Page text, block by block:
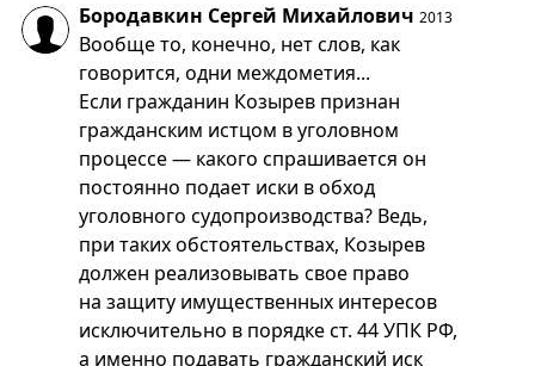
Бородавкин Сергей Михайлович 2013
Вообще то, конечно, нет слов, как
говорится, одни междометия...
Если гражданин Козырев признан
гражданским истцом в уголовном
процессе — какого спрашивается он
постоянно подает иски в обход
уголовного судопроизводства? Ведь,
при таких обстоятельствах, Козырев
должен реализовывать свое право
на защиту имущественных интересов
исключительно в порядке ст. 44 УПК РФ,
а именно подавать гражданский иск